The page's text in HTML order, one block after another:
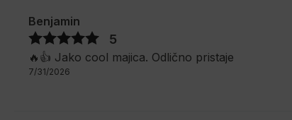
Benjamin
5
🔥👍️ Jako cool majica. Odlično pristaje
7/31/2026